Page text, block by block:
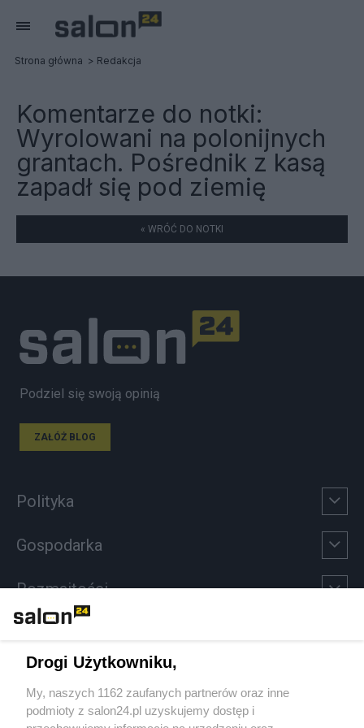
Strona główna Redakcja
Komentarze do notki:
Wyrolowani na polonijnych
grantach. Pośrednik z kasą
zapadł się pod ziemię
« WRÓĆ DO NOTKI
Podziel się swoją opinią
ZAŁÓŻ BLOG
Polityka
Gospodarka
Rozmaitości
Sport
Społeczeństwo
Drogi Użytkowniku,
My, naszych 1162 zaufanych partnerów oraz inne
podmioty z salon24.pl uzyskujemy dostęp i